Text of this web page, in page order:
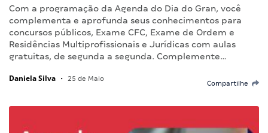
Com a programação da Agenda do Dia do Gran, você
complementa e aprofunda seus conhecimentos para
concursos públicos, Exame CFC, Exame de Ordem e
Residências Multiprofissionais e Jurídicas com aulas
gratuitas, de segunda a segunda. Complemente…
Daniela Silva • 25 de Maio
Compartilhe